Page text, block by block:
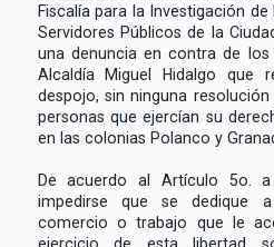
Fiscalía para la Investigación
Servidores Públicos de la
una denuncia en contra de
Alcaldía Miguel Hidalgo que
despojo, sin ninguna
personas que ejercían su
en las colonias Polanco y
De acuerdo al Artículo 5o. a
impedirse que se dedique
comercio o trabajo que le
ejercicio de esta libertad